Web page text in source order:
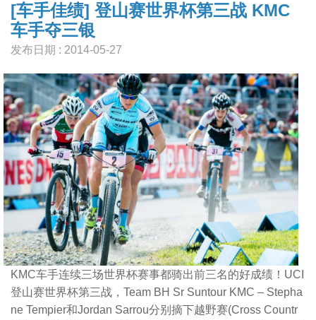
[车手佳绩] 登山赛世界杯第三战 KMC
车手夺三银
发布日期 : 2014-05-27
KMC车手连续三场世界杯赛事都骑出前三名的好成绩！UCI
登山赛世界杯第三战，Team BH Sr Suntour KMC – Stepha
ne Tempier和Jordan Sarrou分别摘下越野赛(Cross Countr